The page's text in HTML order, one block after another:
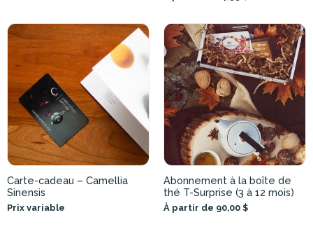
Carte-cadeau – Camellia
Sinensis
Prix variable
Abonnement à la boîte de
thé T-Surprise (3 à 12 mois)
À partir de 90,00 $